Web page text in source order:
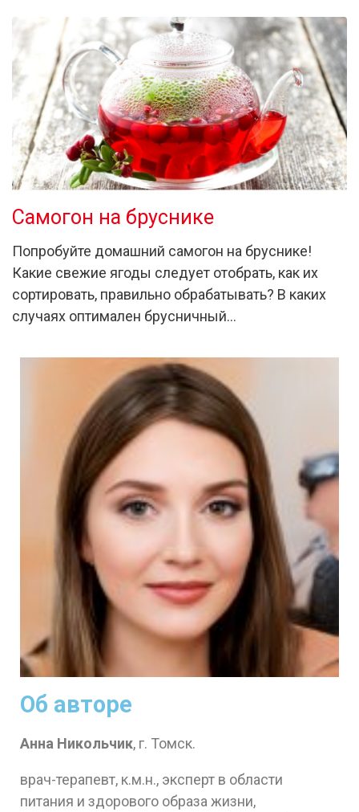
Самогон на бруснике
Попробуйте домашний самогон на бруснике!
Какие свежие ягоды следует отобрать, как их
сортировать, правильно обрабатывать? В каких
случаях оптимален брусничный…
Об авторе
Анна Никольчик, г. Томск.
врач-терапевт, к.м.н., эксперт в области
питания и здорового образа жизни,